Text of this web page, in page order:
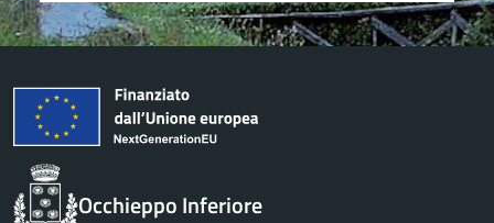
Occhieppo Inferiore